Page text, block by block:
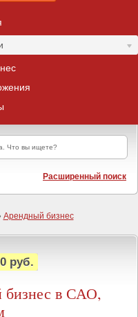
Расширенный поиск
Арендный бизнес
руб.
в САО,